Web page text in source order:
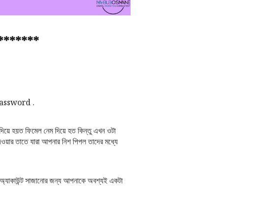
১ *******
.
হয়ত ফিমেল নেম দিয়ে হত কিন্তু এখন ওটা
তাতে যারা আপনার নিশ পিপল তাদের মধ্যে
সাজানোর জন্য আপনাকে অবশ্যই একটা